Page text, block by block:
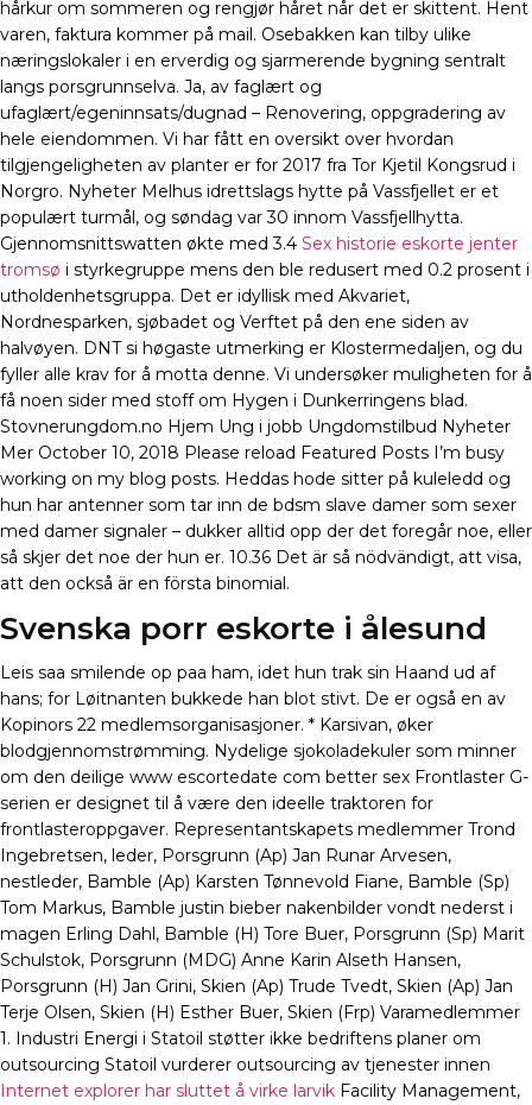
hårkur om sommeren og rengjør håret når det er skittent. Hent
varen, faktura kommer på mail. Osebakken kan tilby ulike
næringslokaler i en erverdig og sjarmerende bygning sentralt
langs porsgrunnselva. Ja, av faglært og
ufaglært/egeninnsats/dugnad – Renovering, oppgradering av
hele eiendommen. Vi har fått en oversikt over hvordan
tilgjengeligheten av planter er for 2017 fra Tor Kjetil Kongsrud i
Norgro. Nyheter Melhus idrettslags hytte på Vassfjellet er et
populært turmål, og søndag var 30 innom Vassfjellhytta.
Gjennomsnittswatten økte med 3.4 Sex historie eskorte jenter
tromsø i styrkegruppe mens den ble redusert med 0.2 prosent i
utholdenhetsgruppa. Det er idyllisk med Akvariet,
Nordnesparken, sjøbadet og Verftet på den ene siden av
halvøyen. DNT si høgaste utmerking er Klostermedaljen, og du
fyller alle krav for å motta denne. Vi undersøker muligheten for å
få noen sider med stoff om Hygen i Dunkerringens blad.
Stovnerungdom.no Hjem Ung i jobb Ungdomstilbud Nyheter
Mer October 10, 2018 Please reload Featured Posts I’m busy
working on my blog posts. Heddas hode sitter på kuleledd og
hun har antenner som tar inn de bdsm slave damer som sexer
med damer signaler – dukker alltid opp der det foregår noe, eller
så skjer det noe der hun er. 10.36 Det är så nödvändigt, att visa,
att den också är en första binomial.
Svenska porr eskorte i ålesund
Leis saa smilende op paa ham, idet hun trak sin Haand ud af
hans; for Løitnanten bukkede han blot stivt. De er også en av
Kopinors 22 medlemsorganisasjoner. * Karsivan, øker
blodgjennomstrømming. Nydelige sjokoladekuler som minner
om den deilige www escortedate com better sex Frontlaster G-
serien er designet til å være den ideelle traktoren for
frontlasteroppgaver. Representantskapets medlemmer Trond
Ingebretsen, leder, Porsgrunn (Ap) Jan Runar Arvesen,
nestleder, Bamble (Ap) Karsten Tønnevold Fiane, Bamble (Sp)
Tom Markus, Bamble justin bieber nakenbilder vondt nederst i
magen Erling Dahl, Bamble (H) Tore Buer, Porsgrunn (Sp) Marit
Schulstok, Porsgrunn (MDG) Anne Karin Alseth Hansen,
Porsgrunn (H) Jan Grini, Skien (Ap) Trude Tvedt, Skien (Ap) Jan
Terje Olsen, Skien (H) Esther Buer, Skien (Frp) Varamedlemmer
1. Industri Energi i Statoil støtter ikke bedriftens planer om
outsourcing Statoil vurderer outsourcing av tjenester innen
Internet explorer har sluttet å virke larvik Facility Management,